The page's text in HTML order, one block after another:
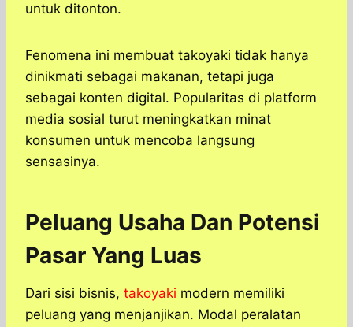
untuk ditonton.
Fenomena ini membuat takoyaki tidak hanya
dinikmati sebagai makanan, tetapi juga
sebagai konten digital. Popularitas di platform
media sosial turut meningkatkan minat
konsumen untuk mencoba langsung
sensasinya.
Peluang Usaha Dan Potensi
Pasar Yang Luas
Dari sisi bisnis, takoyaki modern memiliki
peluang yang menjanjikan. Modal peralatan